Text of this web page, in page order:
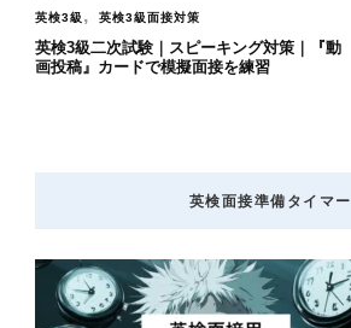
英検3級 英検3級面接対策
英検3級二次試験｜スピーキング対策｜『動
画投稿』カードで模擬面接を練習
英検面接準備タイマー